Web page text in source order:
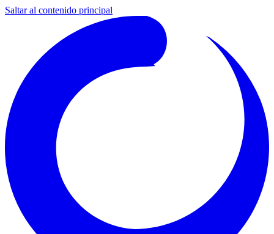
Saltar al contenido principal